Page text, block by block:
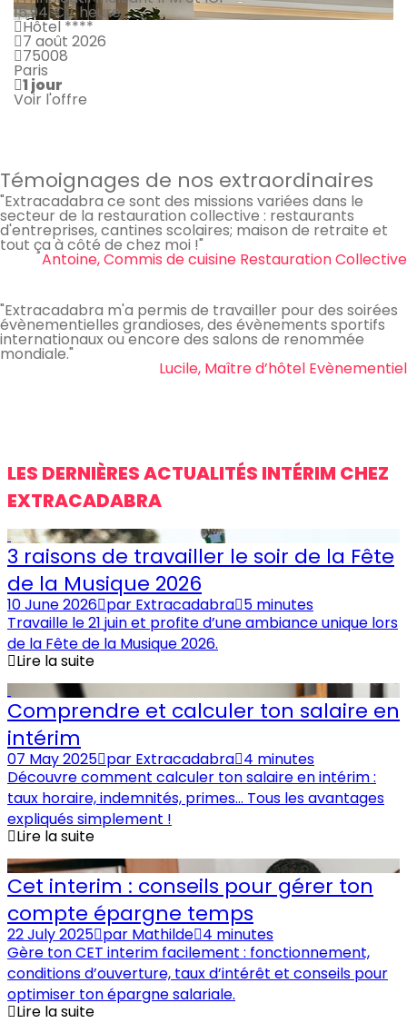
15.94 € / heure
Hôtel ****
7 août 2026
75008
Paris
1 jour
Voir l'offre
Témoignages de nos extraordinaires
"Extracadabra ce sont des missions variées dans le
secteur de la restauration collective : restaurants
d'entreprises, cantines scolaires; maison de retraite et
tout ça à côté de chez moi !"
Antoine, Commis de cuisine Restauration Collective
"Extracadabra m'a permis de travailler pour des soirées
évènementielles grandioses, des évènements sportifs
internationaux ou encore des salons de renommée
mondiale."
Lucile, Maître d’hôtel Evènementiel
LES DERNIÈRES ACTUALITÉS INTÉRIM CHEZ
EXTRACADABRA
3 raisons de travailler le soir de la Fête
de la Musique 2026
10 June 2026 par Extracadabra 5 minutes
Travaille le 21 juin et profite d’une ambiance unique lors
de la Fête de la Musique 2026.
Lire la suite
Comprendre et calculer ton salaire en
intérim
07 May 2025 par Extracadabra 4 minutes
Découvre comment calculer ton salaire en intérim :
taux horaire, indemnités, primes… Tous les avantages
expliqués simplement !
Lire la suite
Cet interim : conseils pour gérer ton
compte épargne temps
22 July 2025 par Mathilde 4 minutes
Gère ton CET interim facilement : fonctionnement,
conditions d’ouverture, taux d’intérêt et conseils pour
optimiser ton épargne salariale.
Lire la suite